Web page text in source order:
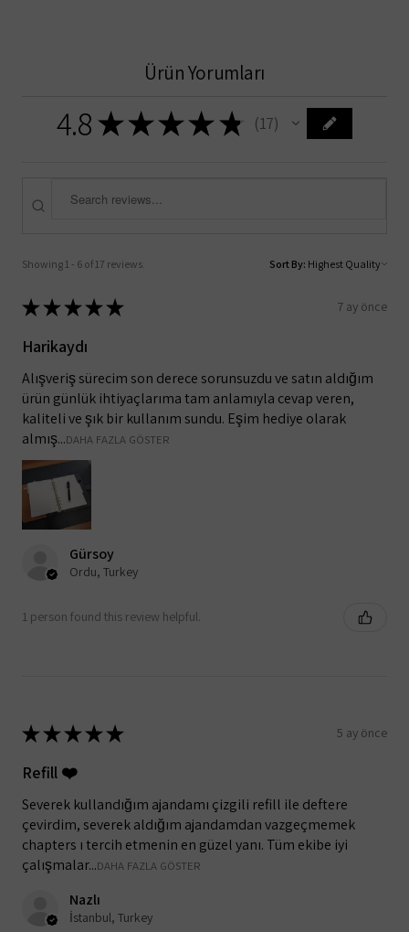
Ürün Yorumları
4.8★★★★ ★ 17
17
Showing 1 - 6 of 17 reviews. Sort By:
★★★★★ 7 ay önce
Harikaydı
Alışveriş sürecim son derece sorunsuzdu ve satın aldığım
ürün günlük ihtiyaçlarıma tam anlamıyla cevap veren,
kaliteli ve şık bir kullanım sundu. Eşim hediye olarak
almış...DAHA FAZLA GÖSTER
Gürsoy
Ordu, Turkey
1 person found this review helpful.
★★★★★ 5 ay önce
Refill ❤️
Severek kullandığım ajandamı çizgili refill ile deftere
çevirdim, severek aldığım ajandamdan vazgeçmemek
chapters ı tercih etmenin en güzel yanı. Tüm ekibe iyi
çalışmalar...DAHA FAZLA GÖSTER
Nazlı
İstanbul, Turkey